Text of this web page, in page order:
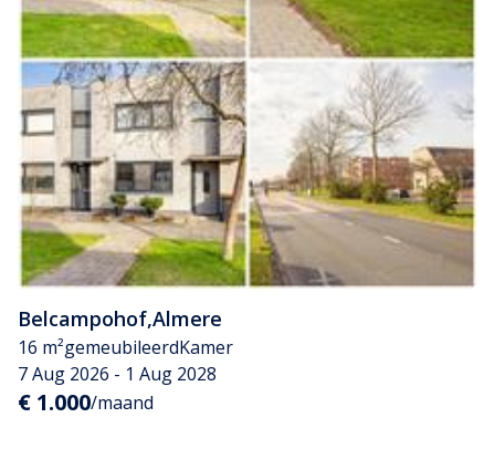
Belcampohof,Almere
16 m²gemeubileerdKamer
7 Aug 2026 - 1 Aug 2028
€ 1.000/maand